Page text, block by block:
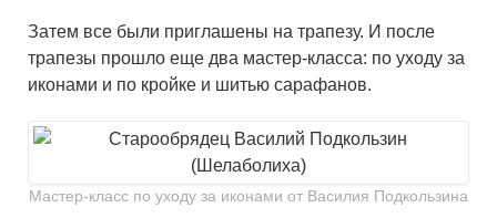
Затем все были приглашены на трапезу. И после
трапезы прошло еще два мастер-класса: по уходу за
иконами и по кройке и шитью сарафанов.
Мастер-класс по уходу за иконами от Василия Подкользина